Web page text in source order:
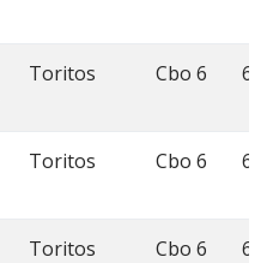
Toritos Cbo 6 60
Toritos Cbo 6 60
Toritos Cbo 6 60